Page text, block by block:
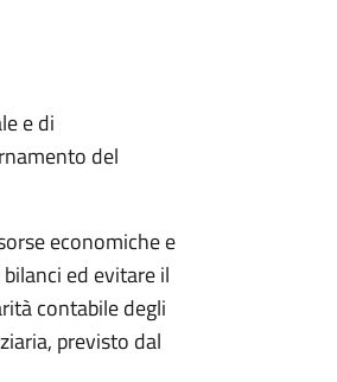
e di
del
economiche e
ed evitare il
contabile degli
previsto dal